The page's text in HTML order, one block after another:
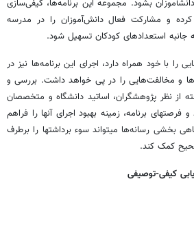
بشود. مجموعه این برنامه‌­ها، کیفی‌­سازی
و مشارکت فعال دانش‌­آموزان را در مدرسه
استعدادهای کودکان تسهیل شود.
را با خود همراه دارد، اجرای این برنامه‌­ها نیز در
و مخالفت­‌هایی را در پی خواهد داشت. بررسی و
از نظر پژوهشگران، اساتید دانشگاه و متخصصان
فرصت­های برنامه، زمینه بهبود اجرای آنها را فراهم
بخشی رسانه­‌ها می­تواند سوء برداشت­ها را برطرف
کمک کند.
کیفی-توصیفی